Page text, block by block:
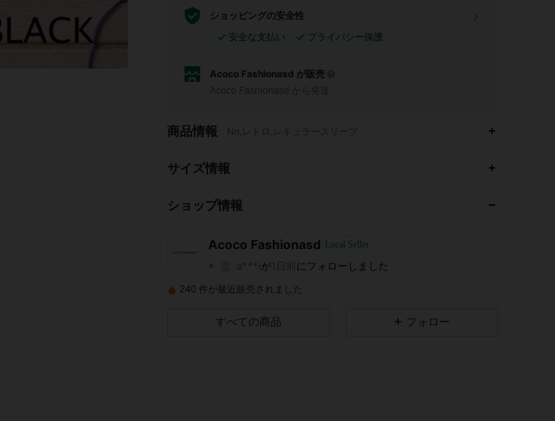
ショッピングの安全性
安全な支払い
プライバシー保護
Acoco Fashionasd が販売
Acoco Fashionasd から発送
商品情報 No,レトロ,レギュラースリーブ
サイズ情報
ショップ情報
Acoco Fashionasd Local Seller
4.62
4.62 200 商品 3フォロワー
240 件が最近販売されました
すべての商品 フォロー